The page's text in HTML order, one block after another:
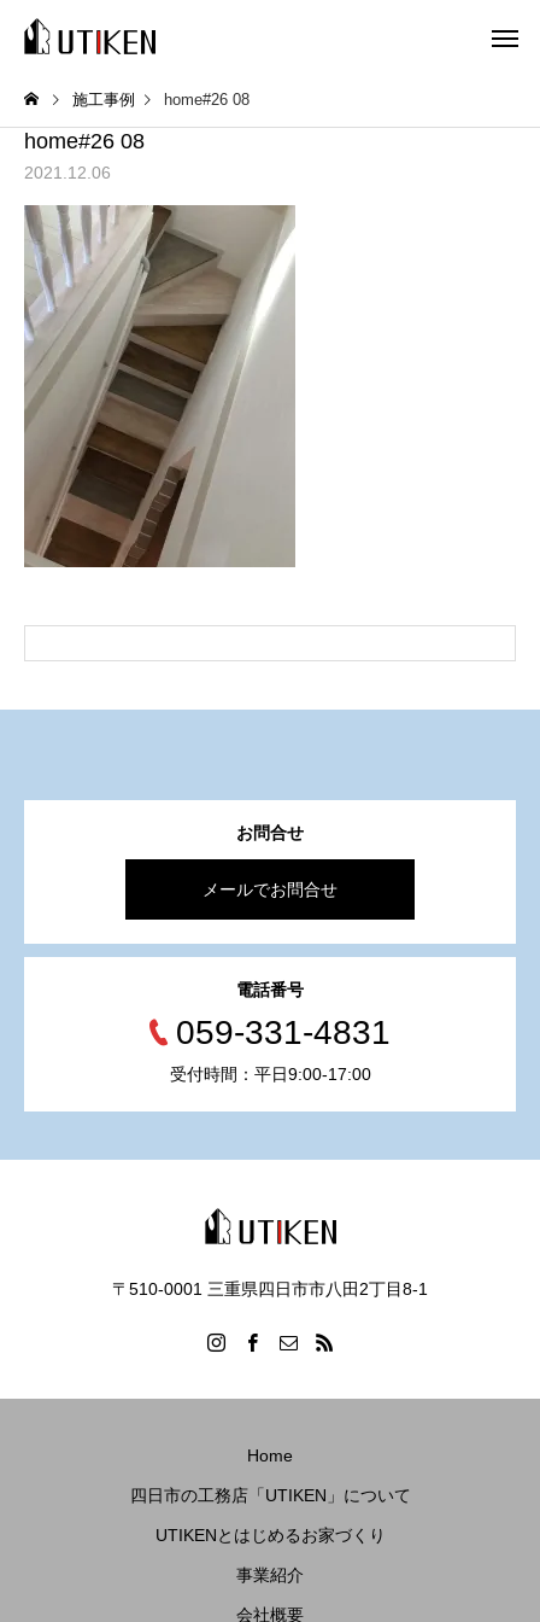
施工事例 home#26 08
home#26 08
2021.12.06
お問合せ
メールでお問合せ
電話番号
059-331-4831
受付時間：平日9:00-17:00
〒510-0001 三重県四日市市八田2丁目8‐1
Home
四日市の工務店「UTIKEN」について
UTIKENとはじめるお家づくり
事業紹介
会社概要